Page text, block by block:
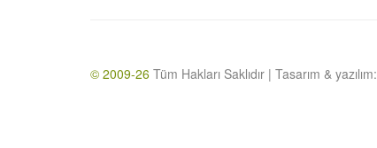
© 2009-26 Tüm Hakları Saklıdır | Tasarım & yazılım: